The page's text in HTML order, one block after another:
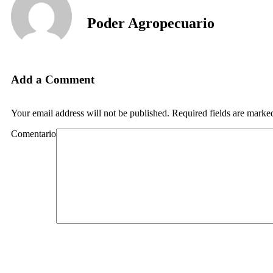
Poder Agropecuario
Add a Comment
Your email address will not be published. Required fields are
Comentario